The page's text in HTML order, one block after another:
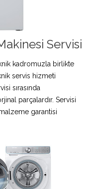
Servisi
kadromuzla birlikte
servis hizmeti
sırasında
parçalardır. Servisi
garantisi